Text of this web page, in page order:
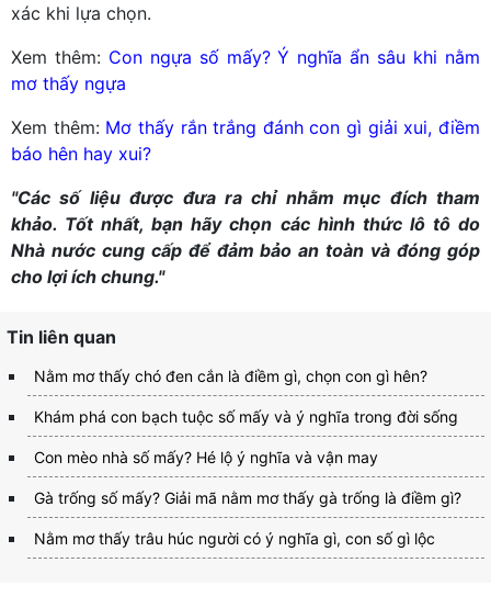
xác khi lựa chọn.
Xem thêm: Con ngựa số mấy? Ý nghĩa ẩn sâu khi nằm
mơ thấy ngựa
Xem thêm: Mơ thấy rắn trắng đánh con gì giải xui, điềm
báo hên hay xui?
"Các số liệu được đưa ra chỉ nhằm mục đích tham
khảo. Tốt nhất, bạn hãy chọn các hình thức lô tô do
Nhà nước cung cấp để đảm bảo an toàn và đóng góp
cho lợi ích chung."
Tin liên quan
Nằm mơ thấy chó đen cắn là điềm gì, chọn con gì hên?
Khám phá con bạch tuộc số mấy và ý nghĩa trong đời sống
Con mèo nhà số mấy? Hé lộ ý nghĩa và vận may
Gà trống số mấy? Giải mã nằm mơ thấy gà trống là điềm gì?
Nằm mơ thấy trâu húc người có ý nghĩa gì, con số gì lộc